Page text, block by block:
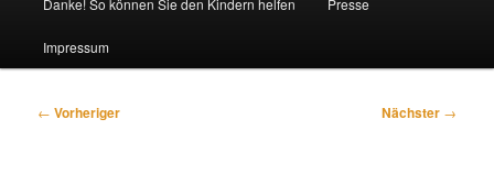
Impressum
Beitragsnavigation
← Vorheriger Nächster →